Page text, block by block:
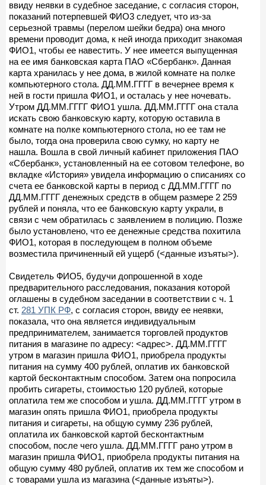
ввиду неявки в судебное заседание, с согласия сторон,
показаний потерпевшей ФИО3 следует, что из-за
серьезной травмы (перелом шейки бедра) она много
времени проводит дома, к ней иногда приходит знакомая
ФИО1, чтобы ее навестить. У нее имеется выпущенная
на ее имя банковская карта ПАО «Сбербанк». Данная
карта хранилась у нее дома, в жилой комнате на полке
компьютерного стола. ДД.ММ.ГГГГ в вечернее время к
ней в гости пришла ФИО1, и осталась у нее ночевать.
Утром ДД.ММ.ГГГГ ФИО1 ушла. ДД.ММ.ГГГГ она стала
искать свою банковскую карту, которую оставила в
комнате на полке компьютерного стола, но ее там не
было, тогда она проверила свою сумку, но карту не
нашла. Вошла в свой личный кабинет приложения ПАО
«Сбербанк», установленный на ее сотовом телефоне, во
вкладке «История» увидела информацию о списаниях со
счета ее банковской карты в период с ДД.ММ.ГГГГ по
ДД.ММ.ГГГГ денежных средств в общем размере 2 259
рублей и поняла, что ее банковскую карту украли, в
связи с чем обратилась с заявлением в полицию. Позже
было установлено, что ее денежные средства похитила
ФИО1, которая в последующем в полном объеме
возместила причиненный ей ущерб (<данные изъяты>).
Свидетель ФИО5, будучи допрошенной в ходе
предварительного расследования, показания которой
оглашены в судебном заседании в соответствии с ч. 1
ст. 281 УПК РФ, с согласия сторон, ввиду ее неявки,
показала, что она является индивидуальным
предпринимателем, занимается торговлей продуктов
питания в магазине по адресу: <адрес>. ДД.ММ.ГГГГ
утром в магазин пришла ФИО1, приобрела продукты
питания на сумму 400 рублей, оплатив их банковской
картой бесконтактным способом. Затем она попросила
пробить сигареты, стоимостью 120 рублей, которые
оплатила тем же способом и ушла. ДД.ММ.ГГГГ утром в
магазин опять пришла ФИО1, приобрела продукты
питания и сигареты, на общую сумму 236 рублей,
оплатила их банковской картой бесконтактным
способом, после чего ушла. ДД.ММ.ГГГГ рано утром в
магазин пришла ФИО1, приобрела продукты питания на
общую сумму 480 рублей, оплатив их тем же способом и
с товарами ушла из магазина (<данные изъяты>).